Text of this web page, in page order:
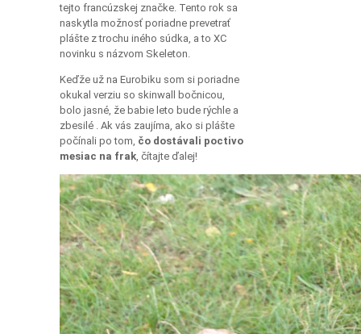
tejto francúzskej značke. Tento rok sa
naskytla možnosť poriadne prevetrať
plášte z trochu iného súdka, a to XC
novinku s názvom Skeleton.
Keďže už na Eurobiku som si poriadne
okukal verziu so skinwall bočnicou,
bolo jasné, že babie leto bude rýchle a
zbesilé . Ak vás zaujíma, ako si plášte
počínali po tom, čo dostávali poctivo
mesiac na frak , čítajte ďalej!